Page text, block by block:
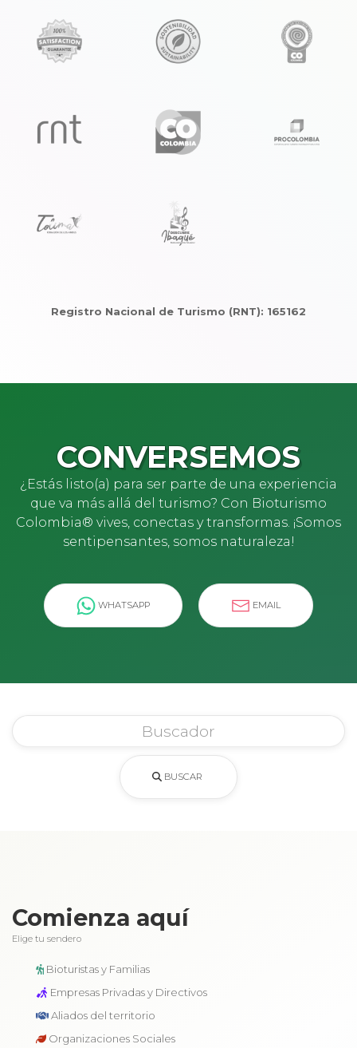
Registro Nacional de Turismo (RNT): 165162
CONVERSEMOS
¿Estás listo(a) para ser parte de una experiencia
que va más allá del turismo? Con Bioturismo
Colombia® vives, conectas y transformas. ¡Somos
sentipensantes, somos naturaleza!
WHATSAPP EMAIL
BUSCAR
Comienza aquí
Elige tu sendero
Bioturistas y Familias
Empresas Privadas y Directivos
Aliados del territorio
Organizaciones Sociales